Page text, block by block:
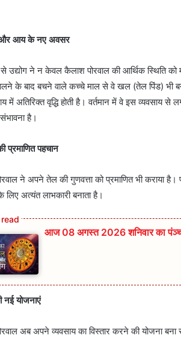
और आय के नए अवसर
उद्योग ने न केवल कैलाश पोरवाल की आर्थिक स्थिति को
के बाद बचने वाले कच्चे माल से वे खल (तेल पिंड) भी
में अतिरिक्त वृद्धि होती है। वर्तमान में वे इस
है।
प्रमाणित पहचान
ने अपने तेल की गुणवत्ता को प्रमाणित भी कराया
लिए अत्यंत लाभकारी बनाता है।
आज 08 अगस्त 2026‌ शनिवार का
नई योजनाएं
अब अपने व्यवसाय का विस्तार करने की योजना